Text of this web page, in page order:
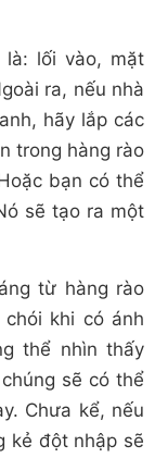
là: lối vào, mặt
ra, nếu nhà
hãy lắp các
trong hàng rào
bạn có thể
sẽ tạo ra một
từ hàng rào
khi có ánh
thể nhìn thấy
sẽ có thể
Chưa kể, nếu
kẻ đột nhập sẽ